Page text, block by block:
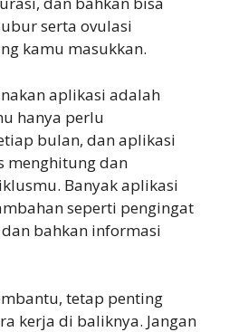
serta ovulasi
kamu masukkan.
aplikasi adalah
hanya perlu
bulan, dan aplikasi
menghitung dan
Banyak aplikasi
seperti pengingat
bahkan informasi
tetap penting
kerja di baliknya. Jangan